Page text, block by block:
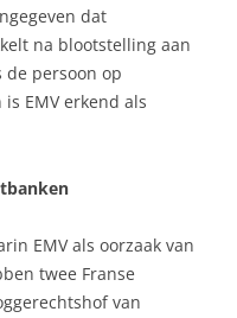
dat
na blootstelling aan
de persoon op
EMV erkend als
EMV als oorzaak van
twee Franse
van